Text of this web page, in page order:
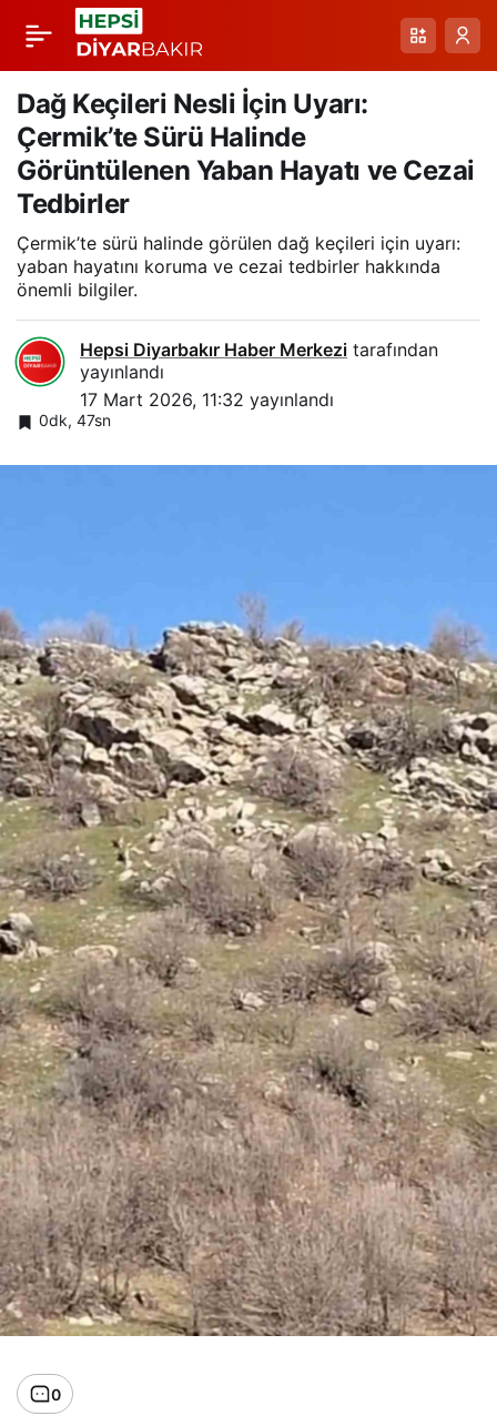
Dağ Keçileri Nesli İçin Uyarı:
Çermik’te Sürü Halinde
Görüntülenen Yaban Hayatı ve Cezai
Tedbirler
Çermik’te sürü halinde görülen dağ keçileri için uyarı:
yaban hayatını koruma ve cezai tedbirler hakkında
önemli bilgiler.
Hepsi Diyarbakır Haber Merkezi tarafından
yayınlandı
17 Mart 2026, 11:32 yayınlandı
0dk, 47sn
0
Erken Doğan Oğlağa
Evde Özenle Bakım:
Karabey Köyünde
Anneden Süt
Alamayan Yeni
Doğanlar
Paylaş